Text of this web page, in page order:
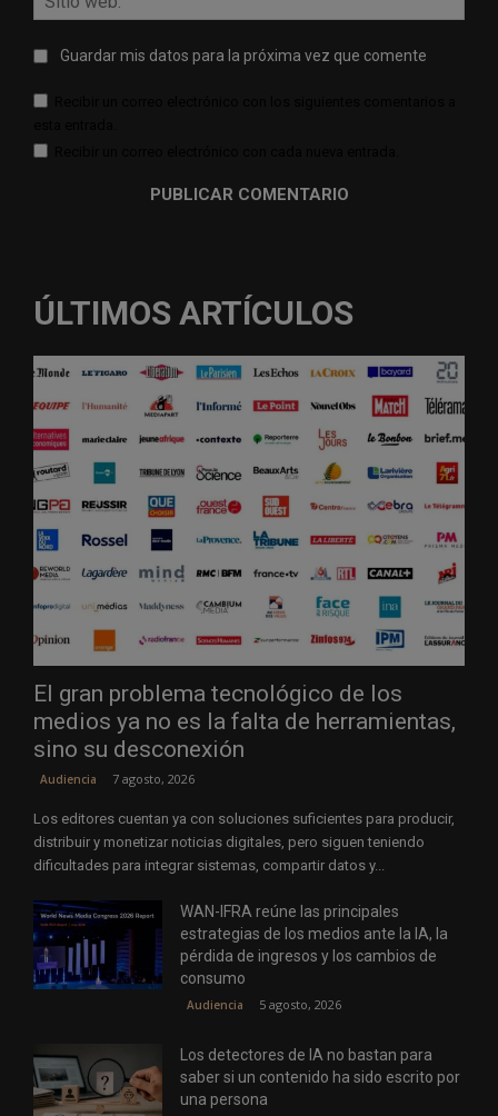
web:
Guardar mis datos para la próxima vez que comente
ÚLTIMOS ARTÍCULOS
El gran problema tecnológico de los
medios ya no es la falta de herramientas,
sino su desconexión
Audiencia 7 agosto, 2026
Los editores cuentan ya con soluciones suficientes para producir,
distribuir y monetizar noticias digitales, pero siguen teniendo
dificultades para integrar sistemas, compartir datos y...
WAN-IFRA reúne las principales
estrategias de los medios ante la IA, la
pérdida de ingresos y los cambios de
consumo
Audiencia 5 agosto, 2026
Los detectores de IA no bastan para
saber si un contenido ha sido escrito por
una persona